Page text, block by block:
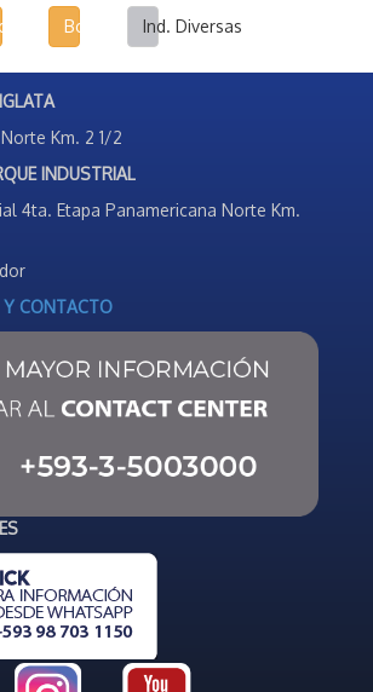
AgrícolasBotas de Seguridad Industrial
Ind. Diversas
Km. 2 1/2
INDUSTRIAL
4ta. Etapa Panamericana Norte Km.
Y CONTACTO